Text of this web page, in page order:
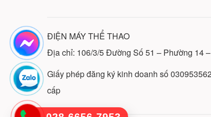
ĐIỆN MÁY THỂ THAO
Địa chỉ: 106/3/5 Đường Số 51 – Phường 14
Giấy phép đăng ký kinh doanh số
cấp